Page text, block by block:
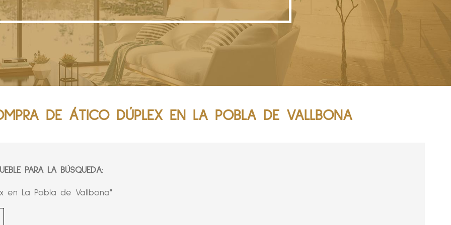
DE ÁTICO DÚPLEX EN LA POBLA DE VALLBONA
PARA LA BÚSQUEDA:
en La Pobla de Vallbona"